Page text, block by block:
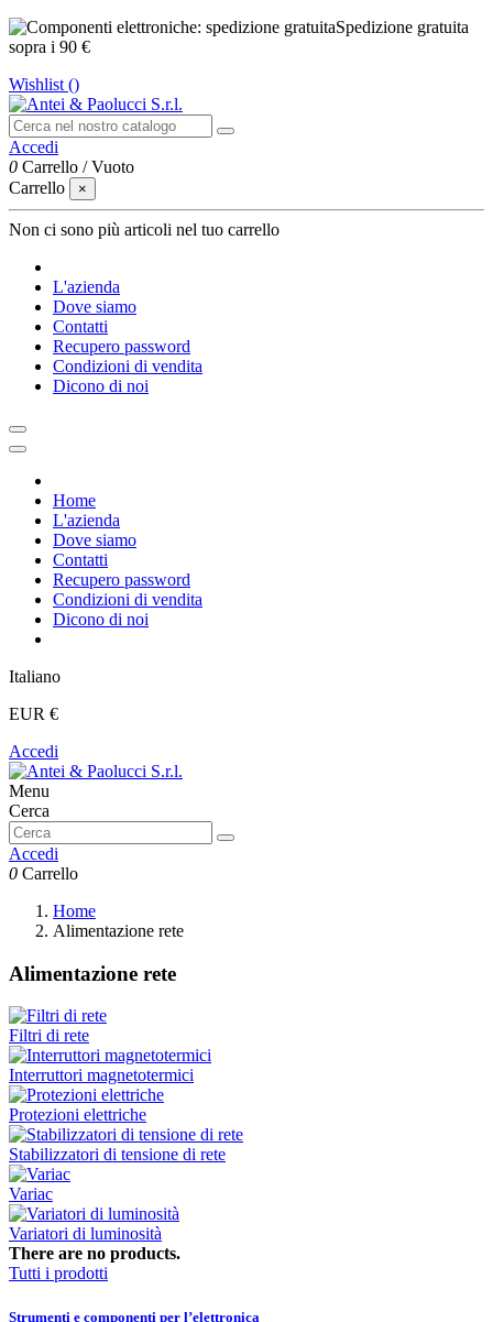
Spedizione gratuita
sopra i 90 €
Wishlist ()
Accedi
0 Carrello /Vuoto
Carrello
×
Non ci sono più articoli nel tuo carrello
L'azienda
Dove siamo
Contatti
Recupero password
Condizioni di vendita
Dicono di noi
Home
L'azienda
Dove siamo
Contatti
Recupero password
Condizioni di vendita
Dicono di noi
Italiano
EUR €
Accedi
Menu
Cerca
Accedi
0 Carrello
Home
Alimentazione rete
Alimentazione rete
Filtri di rete
Interruttori magnetotermici
Protezioni elettriche
Stabilizzatori di tensione di rete
Variac
Variatori di luminosità
There are no products.
Tutti i prodotti
Strumenti e componenti per l’elettronica